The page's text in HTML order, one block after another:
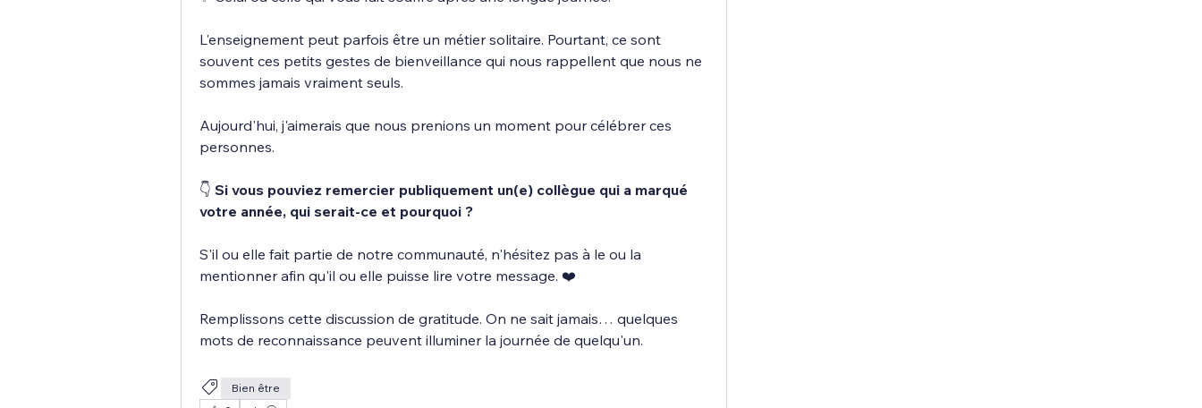
L'enseignement peut parfois être un métier solitaire. Pourtant, ce sont
souvent ces petits gestes de bienveillance qui nous rappellent que nous ne
sommes jamais vraiment seuls.
Aujourd'hui, j'aimerais que nous prenions un moment pour célébrer ces
personnes.
👇 Si vous pouviez remercier publiquement un(e) collègue qui a marqué
votre année, qui serait-ce et pourquoi ?
S'il ou elle fait partie de notre communauté, n'hésitez pas à le ou la
mentionner afin qu'il ou elle puisse lire votre message. ❤️
Remplissons cette discussion de gratitude. On ne sait jamais… quelques
mots de reconnaissance peuvent illuminer la journée de quelqu'un.
Bien être